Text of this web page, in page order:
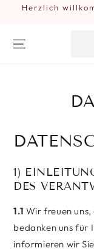
ZUM INHALT
Herzlich
1)
DES
1.1 Wir freuen uns,
bedanken uns für
informieren wir